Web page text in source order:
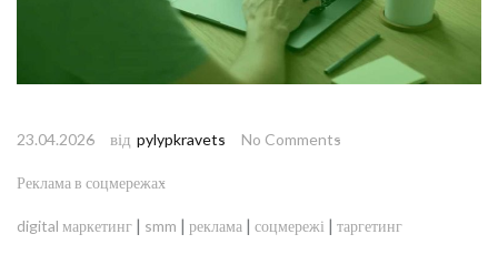
23.04.2026 від pylypkravets No Comments
Реклама в соцмережах
digital маркетинг | smm | реклама | соцмережі | таргетинг